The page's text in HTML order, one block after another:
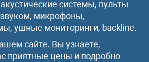
системы, пульты
микрофоны,
ушные мониторинги, backline.
сайте. Вы узнаете,
приятные цены и подробно